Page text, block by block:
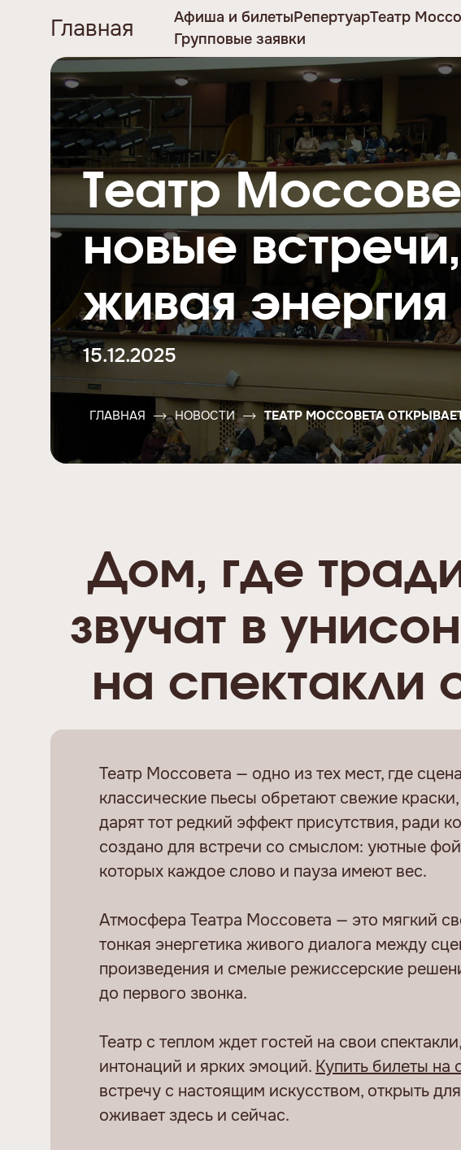
Главная Афиша и билетыРепертуарТеатр
Групповые заявки
Театр
новые
живая
15.12.2025
ГЛАВНАЯ НОВОСТИ ТЕАТР МОССОВЕТА
Дом, где
звучат в
на спектакли
Театр Моссовета — одно из тех мест, где
классические пьесы обретают свежие
дарят тот редкий эффект присутствия, ради
создано для встречи со смыслом: уютные
которых каждое слово и пауза имеют вес.
Атмосфера Театра Моссовета — это мягкий
тонкая энергетика живого диалога между
произведения и смелые режиссерские
до первого звонка.
Театр с теплом ждет гостей на свои
интонаций и ярких эмоций. Купить билеты на
встречу с настоящим искусством, открыть
оживает здесь и сейчас.